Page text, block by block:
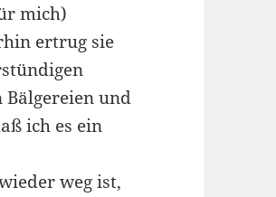
mich)
ertrug sie
Bälgereien und
ich es ein
weg ist,